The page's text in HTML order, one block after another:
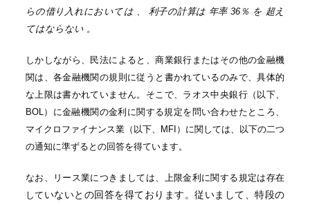
らの借り入れにおいては 、 利子の計算は 年率36％ を 超え
てはならない 。
しかしながら、民法によると、商業銀行またはその他の金融機
関は、各金融機関の規則に従うと書かれているのみで、具体的
な上限は書かれていません。そこで、ラオス中央銀行（以下、
BOL）に金融機関の金利に関する規定を問い合わせたところ、
マイクロファイナンス業（以下、MFI）に関しては、以下の二つ
の通知に準ずるとの回答を得ています。
なお、リース業につきましては、上限金利に関する規定は存在
して いないとの回答を得ております。従いまして、特段の